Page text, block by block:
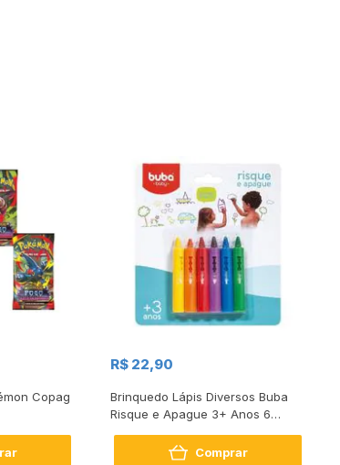
Copag
R$ 22,90
Brinquedo Lápis Diversos Buba
Risque e Apague 3+ Anos 6
Unidades
Comprar